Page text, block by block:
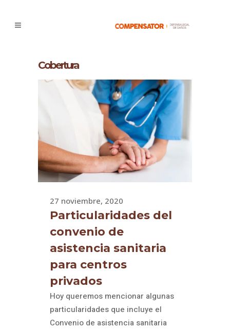
Cobertura
27 noviembre, 2020
Particularidades del
convenio de
asistencia sanitaria
para centros
privados
Hoy queremos mencionar algunas
particularidades que incluye el
Convenio de asistencia sanitaria